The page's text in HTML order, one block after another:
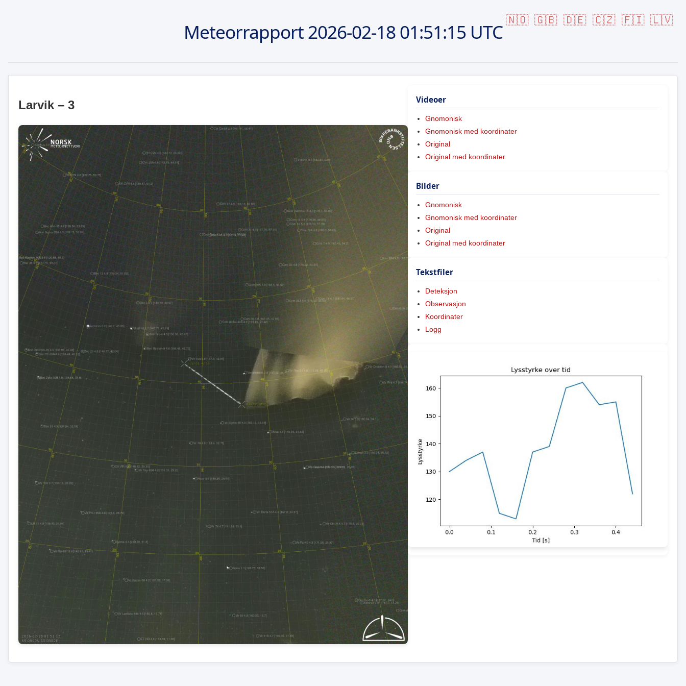
🇳🇴 🇬🇧 🇩🇪 🇨🇿 🇫🇮 🇱🇻
Meteorrapport2026-02-1801:51:15 UTC
Larvik – 3 Videoer
Gnomonisk
Gnomonisk med koordinater
Original
Original med koordinater
Bilder
Gnomonisk
Gnomonisk med koordinater
Original
Original med koordinater
Tekstfiler
Deteksjon
Observasjon
Koordinater
Logg